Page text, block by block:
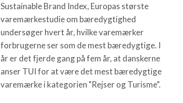
Sustainable Brand Index, Europas største
varemærkestudie om bæredygtighed
undersøger hvert år, hvilke varemærker
forbrugerne ser som de mest bæredygtige. I
år er det fjerde gang på fem år, at danskerne
anser TUI for at være det mest bæredygtige
varemærke i kategorien "Rejser og Turisme".